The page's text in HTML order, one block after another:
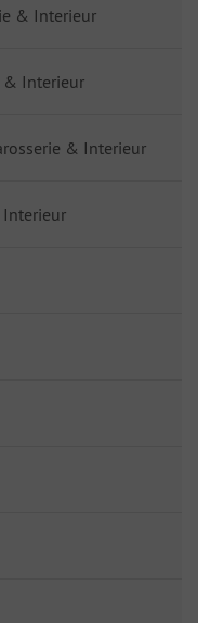
& Interieur
& Interieur
& Interieur
Interieur